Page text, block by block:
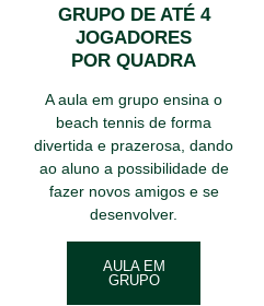
GRUPO DE ATÉ 4
JOGADORES
POR QUADRA
A aula em grupo ensina o
beach tennis de forma
divertida e prazerosa, dando
ao aluno a possibilidade de
fazer novos amigos e se
desenvolver.
AULA EM
GRUPO